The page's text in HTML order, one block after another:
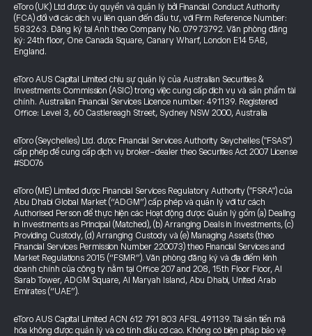
eToro (UK) Ltd được ủy quyền và quản lý bởi Financial Conduct Authority
(FCA) đối với các dịch vụ liên quan đến đầu tư, với Firm Reference Number:
583263. Đăng ký tại Anh theo Company No. 07973792. Văn phòng đăng
ký: 24th floor, One Canada Square, Canary Wharf, London E14 5AB,
England.
eToro AUS Capital Limited chịu sự quản lý của Australian Securities &
Investments Commission (ASIC) trong việc cung cấp dịch vụ và sản phẩm tài
chính. Australian Financial Services Licence number: 491139. Registered
Office: Level 3, 60 Castlereagh Street, Sydney NSW 2000, Australia
eToro (Seychelles) Ltd. được Financial Services Authority Seychelles ("FSAS")
cấp phép để cung cấp dịch vụ broker-dealer theo Securities Act 2007 License
#SD076
eToro (ME) Limited được Financial Services Regulatory Authority ("FSRA") của
Abu Dhabi Global Market (“ADGM”) cấp phép và quản lý với tư cách
Authorised Person để thực hiện các Hoạt động được Quản lý gồm (a) Dealing
in Investments as Principal (Matched), (b) Arranging Deals in Investments, (c)
Providing Custody, (d) Arranging Custody và (e) Managing Assets (theo
Financial Services Permission Number 220073) theo Financial Services and
Market Regulations 2015 (“FSMR”). Văn phòng đăng ký và địa điểm kinh
doanh chính của công ty nằm tại Office 207 and 208, 15th Floor Floor, Al
Sarab Tower, ADGM Square, Al Maryah Island, Abu Dhabi, United Arab
Emirates (“UAE”).
eToro AUS Capital Limited ACN 612 791 803 AFSL 491139. Tài sản tiền mã
hóa không được quản lý và có tính đầu cơ cao. Không có biện pháp bảo vệ